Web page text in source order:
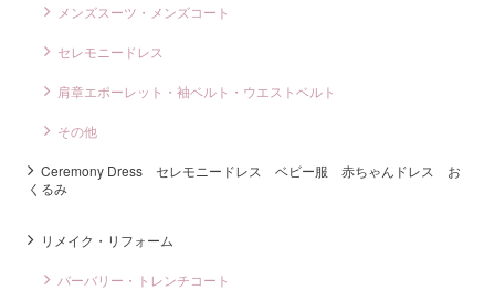
メンズスーツ・メンズコート
セレモニードレス
肩章エポーレット・袖ベルト・ウエストベルト
その他
Ceremony Dress セレモニードレス ベビー服 赤ちゃんドレス お
くるみ
リメイク・リフォーム
バーバリー・トレンチコート